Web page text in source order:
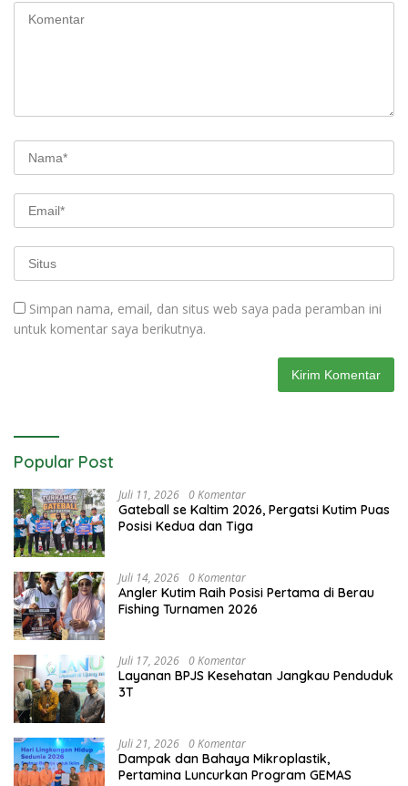
Simpan nama, email, dan situs web saya pada peramban ini
untuk komentar saya berikutnya.
Popular Post
Juli 11, 2026 0 Komentar
Gateball se Kaltim 2026, Pergatsi Kutim Puas
Posisi Kedua dan Tiga
Juli 14, 2026 0 Komentar
Angler Kutim Raih Posisi Pertama di Berau
Fishing Turnamen 2026
Juli 17, 2026 0 Komentar
Layanan BPJS Kesehatan Jangkau Penduduk
3T
Juli 21, 2026 0 Komentar
Dampak dan Bahaya Mikroplastik,
Pertamina Luncurkan Program GEMAS